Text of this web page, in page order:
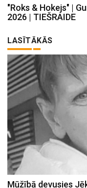
"Roks & Hokejs" |
2026 | TIEŠRAIDE
LASĪTĀKĀS
Mūžībā devusies